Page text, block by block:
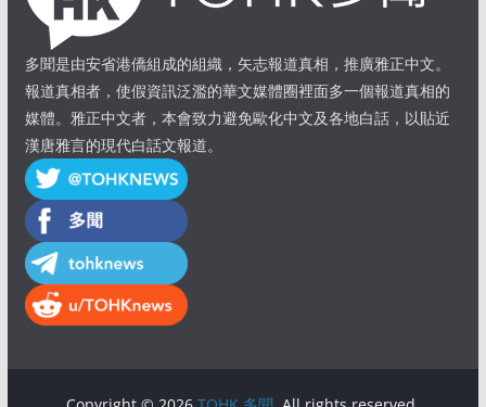
多聞是由安省港僑組成的組織，矢志報道真相，推廣雅正中文。
報道真相者，使假資訊泛濫的華文媒體圈裡面多一個報道真相的
媒體。雅正中文者，本會致力避免歐化中文及各地白話，以貼近
漢唐雅言的現代白話文報道。